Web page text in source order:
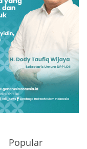
Popular